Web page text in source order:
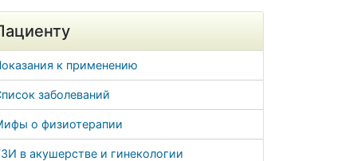
к применению
заболеваний
о физиотерапии
в акушерстве и гинекологии